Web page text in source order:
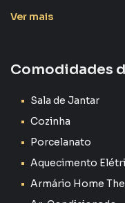
oferece uma excelente
possui 52 m² de área
iluminação natural e
Características do
52 m² de área privativa
Ver mais
Comodidades
Sala de Jantar
Cozinha
Porcelanato
Aquecimento
Armário Home